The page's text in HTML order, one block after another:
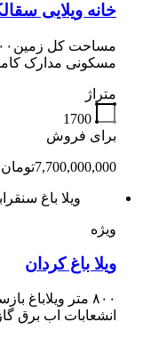
خانه ویلایی
مسکونی مدارک
متراژ
1700
برای فروش
7,700,000,000تومان
ویلا باغ
ویژه
ویلا باغ کردان
انشعابات اب برق